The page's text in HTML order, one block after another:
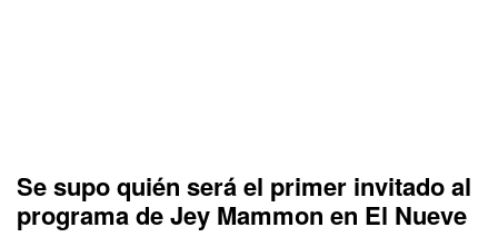
Se supo quién será el primer invitado al
programa de Jey Mammon en El Nueve